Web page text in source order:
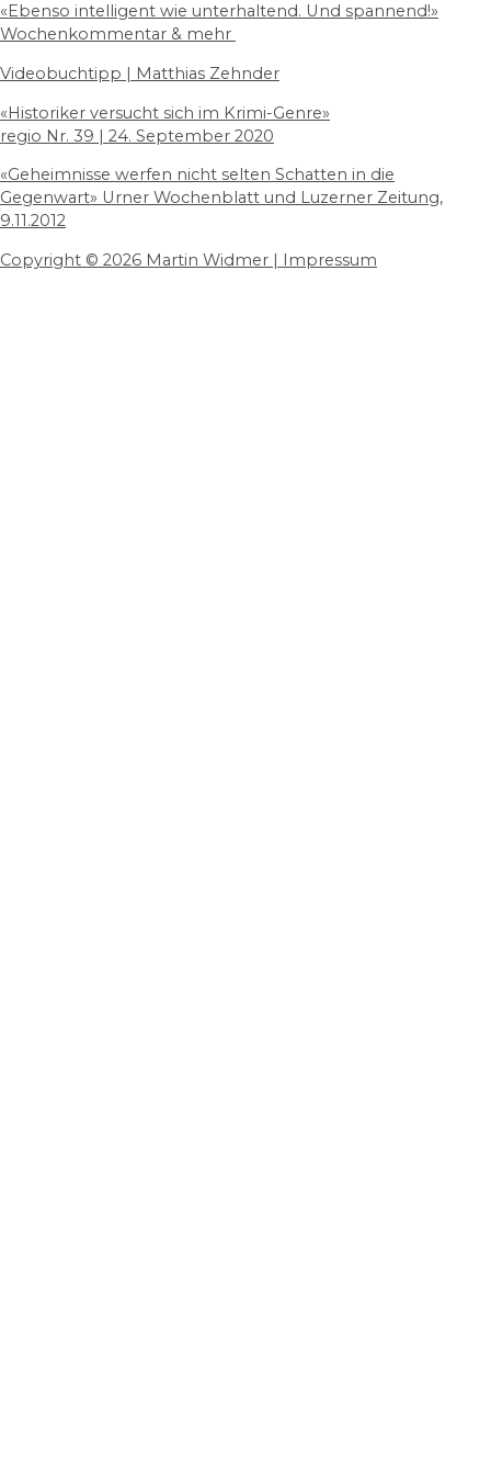
« Ebenso intelligent wie unterhaltend. Und spannend!»
Wochenkommentar & mehr
Videobuchtipp | Matthias Zehnder
«Historiker versucht sich im Krimi-Genre»
regio Nr. 39 | 24. September 2020
«Geheimnisse werfen nicht selten Schatten in die
Gegenwart» Urner Wochenblatt und Luzerner Zeitung,
9.11.2012
Copyright © 2026 Martin Widmer | Impressum